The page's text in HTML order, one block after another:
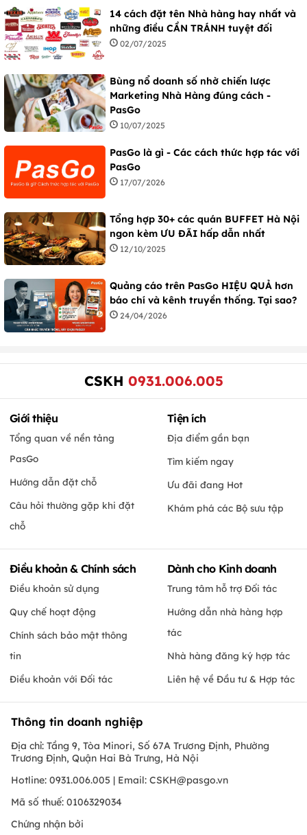
14 cách đặt tên Nhà hàng hay nhất và
những điều CẦN TRÁNH tuyệt đối
02/07/2025
Bùng nổ doanh số nhờ chiến lược
Marketing Nhà Hàng đúng cách -
PasGo
10/07/2025
PasGo là gì - Các cách thức hợp tác với
PasGo
17/07/2026
Tổng hợp 30+ các quán BUFFET Hà Nội
ngon kèm ƯU ĐÃI hấp dẫn nhất
12/10/2025
Quảng cáo trên PasGo HIỆU QUẢ hơn
báo chí và kênh truyền thống. Tại sao?
24/04/2026
CSKH 0931.006.005
Giới thiệu
Tổng quan về nền tảng
PasGo
Hướng dẫn đặt chỗ
Câu hỏi thường gặp khi đặt
chỗ
Tiện ích
Địa điểm gần bạn
Tìm kiếm ngay
Ưu đãi đang Hot
Khám phá các Bộ sưu tập
Điều khoản & Chính sách
Điều khoản sử dụng
Quy chế hoạt động
Chính sách bảo mật thông
tin
Điều khoản với Đối tác
Dành cho Kinh doanh
Trung tâm hỗ trợ Đối tác
Hướng dẫn nhà hàng hợp
tác
Nhà hàng đăng ký hợp tác
Liên hệ về Đầu tư & Hợp tác
Thông tin doanh nghiệp
Địa chỉ: Tầng 9, Tòa Minori, Số 67A Trương Định, Phường
Trương Định, Quận Hai Bà Trưng, Hà Nội
Hotline: 0931.006.005 | Email: CSKH@pasgo.vn
Mã số thuế: 0106329034
Chứng nhận bởi